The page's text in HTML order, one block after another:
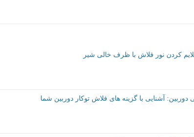
کردن نور فلاش با ظرف خالی شیر
آشنایی با گزینه های فلاش توکار دوربین شما